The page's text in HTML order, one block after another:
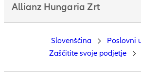
Allianz Hungaria Zrt
Slovenščina
Poslovni
Zaščitite svoje podjetje